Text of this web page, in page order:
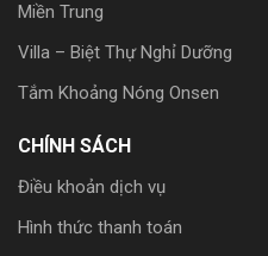
Miền Trung
Villa – Biệt Thự Nghỉ Dưỡng
Tắm Khoảng Nóng Onsen
CHÍNH SÁCH
Điều khoản dịch vụ
Hình thức thanh toán